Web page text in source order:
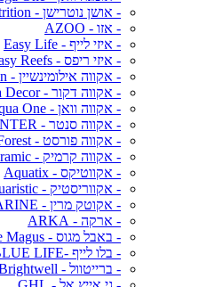
- אושן נוטרישן - Ocean Nutrition
- אזו - AZOO
- איזי לייף - Easy Life
- איזי ריפס - Easy Reefs
- אקווה אילומינשיין - AI Aqua Illumination
- אקווה דקור - Aqua Decor
- אקווה וואן - Aqua One
- אקווה סנטר - AQUA CENTER
- אקווה פורסט - Aqua Forest
- אקווה קרמיק - Aqua Ceramic
- אקווטיקס - Aquatix
- אקווריסטיק - Aquaristic
- אקוטק מרין - ECOTECH MARINE
- ארקה - ARKA
- באבל מגוס - Bubble Magus
- בלו לייף -BLUE LIFE
- ברייטוול - Brightwell